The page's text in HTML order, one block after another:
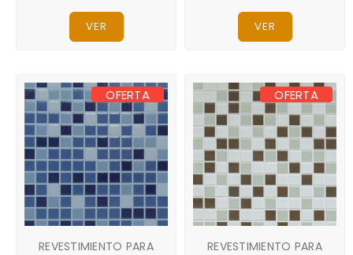
VER VER
OFERTA
REVESTIMIENTO PARA
OFERTA
REVESTIMIENTO PARA